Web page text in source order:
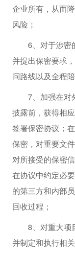
企业所有，从而
风险；
6、对于涉密
并提出保密要求
问路线以及全程陪
7、加强在对
披露前，获得相
签署保密协议；
保密，对重要文
对所接受的保密
在协议中约定必
的第三方和内部
回收过程；
8、对重大项目
并制定和执行相关